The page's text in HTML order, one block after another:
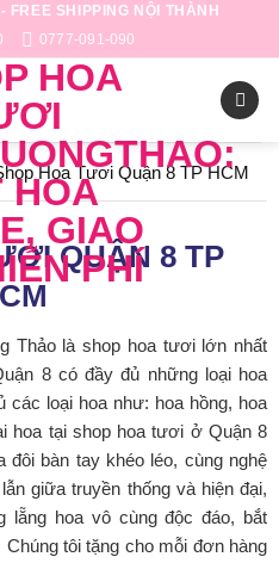
FREE SHIPPING NỘI THÀNH
0777-091-090
Hoa Tươi Quận 8 TP HCM
QUẬN 8 TP
Thảo là shop hoa tươi lớn nhất
8 có đầy đủ những loại hoa
các loại hoa như: hoa hồng, hoa
hoa tại shop hoa tươi ở Quận 8
bàn tay khéo léo, cùng nghệ
giữa truyền thống và hiện đại,
lẵng hoa vô cùng độc đáo, bắt
tôi tặng cho mỗi đơn hàng